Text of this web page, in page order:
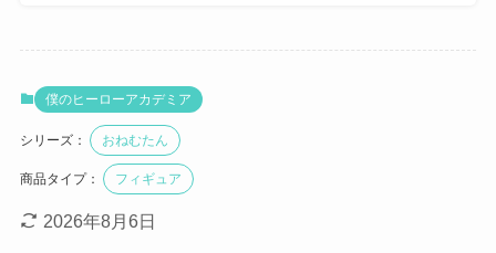
僕のヒーローアカデミア
シリーズ： おねむたん
商品タイプ： フィギュア
2026年8月6日